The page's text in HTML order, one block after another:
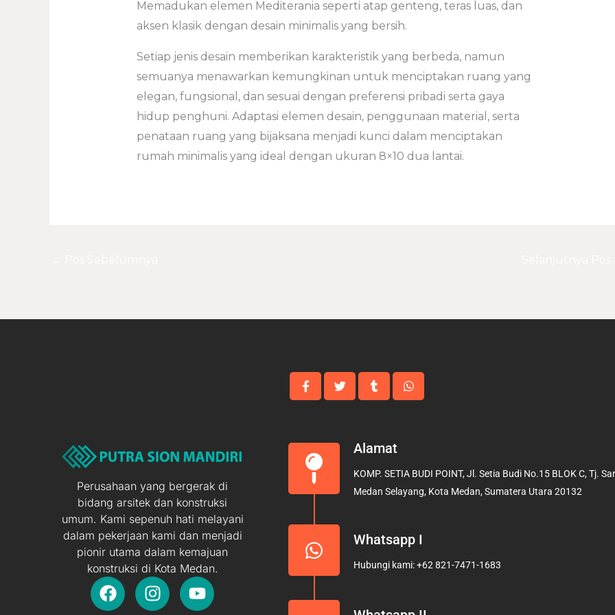
Memadukan elemen Mediterania seperti atap genteng, teras luas, dan
aksen klasik dengan desain minimalis yang bersih.
Setiap jenis desain memberikan karakteristik yang berbeda, namun
semuanya menawarkan kemungkinan untuk menciptakan ruang yang
elegan, fungsional, dan sesuai dengan preferensi pribadi serta gaya
hidup penghuni. Adaptasi elemen desain, penggunaan material, serta
penataan ruang yang bijaksana menjadi kunci dalam menciptakan
rumah minimalis yang ideal dengan ukuran 8×10 dua lantai.
Perusahaan yang bergerak di
bidang arsitek dan konstruksi
umum. Kami sepenuh hati melayani
dalam pekerjaan kami dan menjadi
pionir utama dalam kemajuan
konstruksi di Kota Medan.
F
a
I
n
Y
o
Alamat
KOMP. SETIA BUDI POINT, Jl. Setia Budi No.15 BLOK C, Tj.
Medan Selayang, Kota Medan, Sumatera Utara 20132
Whatsapp I
Hubungi kami: +62 821-7471-1683